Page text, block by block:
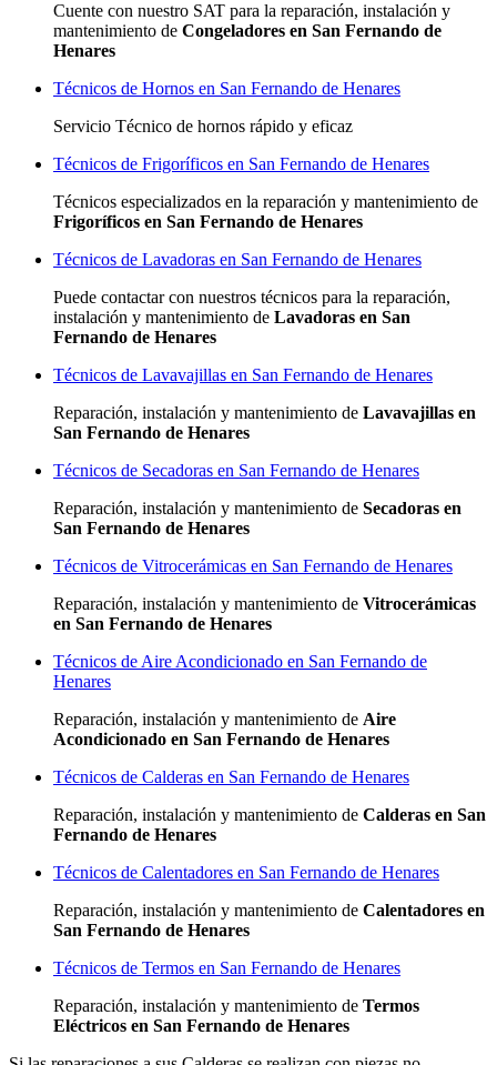
Cuente con nuestro SAT para la reparación, instalación y
mantenimiento de Congeladores en San Fernando de
Henares
Técnicos de Hornos en San Fernando de Henares
Servicio Técnico de hornos rápido y eficaz
Técnicos de Frigoríficos en San Fernando de Henares
Técnicos especializados en la reparación y mantenimiento de
Frigoríficos en San Fernando de Henares
Técnicos de Lavadoras en San Fernando de Henares
Puede contactar con nuestros técnicos para la reparación,
instalación y mantenimiento de Lavadoras en San
Fernando de Henares
Técnicos de Lavavajillas en San Fernando de Henares
Reparación, instalación y mantenimiento de Lavavajillas en
San Fernando de Henares
Técnicos de Secadoras en San Fernando de Henares
Reparación, instalación y mantenimiento de Secadoras en
San Fernando de Henares
Técnicos de Vitrocerámicas en San Fernando de Henares
Reparación, instalación y mantenimiento de Vitrocerámicas
en San Fernando de Henares
Técnicos de Aire Acondicionado en San Fernando de
Henares
Reparación, instalación y mantenimiento de Aire
Acondicionado en San Fernando de Henares
Técnicos de Calderas en San Fernando de Henares
Reparación, instalación y mantenimiento de Calderas en San
Fernando de Henares
Técnicos de Calentadores en San Fernando de Henares
Reparación, instalación y mantenimiento de Calentadores en
San Fernando de Henares
Técnicos de Termos en San Fernando de Henares
Reparación, instalación y mantenimiento de Termos
Eléctricos en San Fernando de Henares